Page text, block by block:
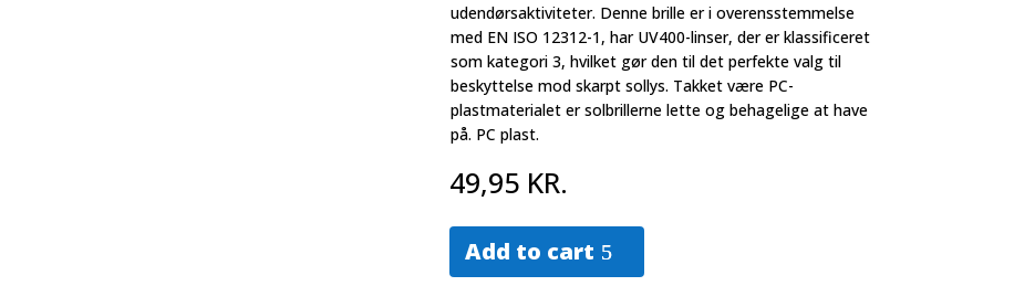
udendørsaktiviteter. Denne brille er i overensstemmelse
med EN ISO 12312-1, har UV400-linser, der er klassificeret
som kategori 3, hvilket gør den til det perfekte valg til
beskyttelse mod skarpt sollys. Takket være PC-
plastmaterialet er solbrillerne lette og behagelige at have
på. PC plast.
49,95 KR.
Add to cart